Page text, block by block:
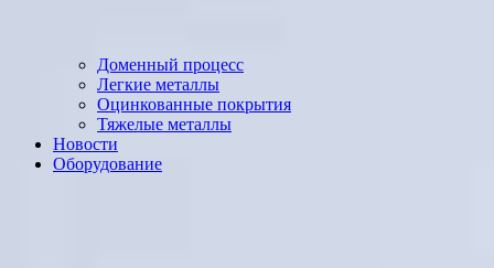
Доменный процесс
Легкие металлы
Оцинкованные покрытия
Тяжелые металлы
Новости
Оборудование